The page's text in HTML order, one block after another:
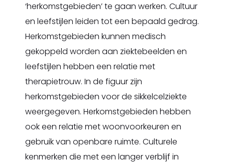
‘herkomstgebieden’ te gaan werken. Cultuur
en leefstijlen leiden tot een bepaald gedrag.
Herkomstgebieden kunnen medisch
gekoppeld worden aan ziektebeelden en
leefstijlen hebben een relatie met
therapietrouw. In de figuur zijn
herkomstgebieden voor de sikkelcelziekte
weergegeven. Herkomstgebieden hebben
ook een relatie met woonvoorkeuren en
gebruik van openbare ruimte. Culturele
kenmerken die met een langer verblijf in